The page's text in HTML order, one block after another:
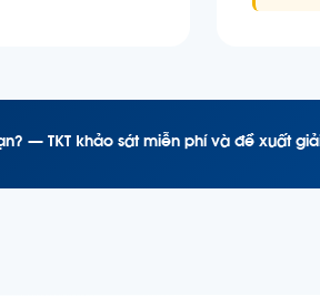
— TKT khảo sát miễn phí và đề xuất